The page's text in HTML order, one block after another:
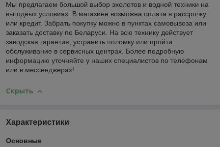
Мы предлагаем большой выбор эхолотов и водной техники на
выгодных условиях. В магазине возможна оплата в рассрочку
или кредит. Забрать покупку можно в пунктах самовывоза или
заказать доставку по Беларуси. На всю технику действует
заводская гарантия, устранить поломку или пройти
обслуживание в сервисных центрах. Более подробную
информацию уточняйте у наших специалистов по телефонам
или в мессенджерах!
Скрыть
Характеристики
Основные